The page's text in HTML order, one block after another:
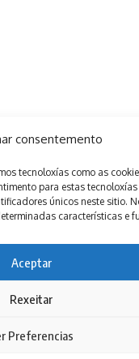
consentemento
tecnoloxías como as
para estas
únicos neste sitio.
características e
Aceptar
Rexeitar
Preferencias